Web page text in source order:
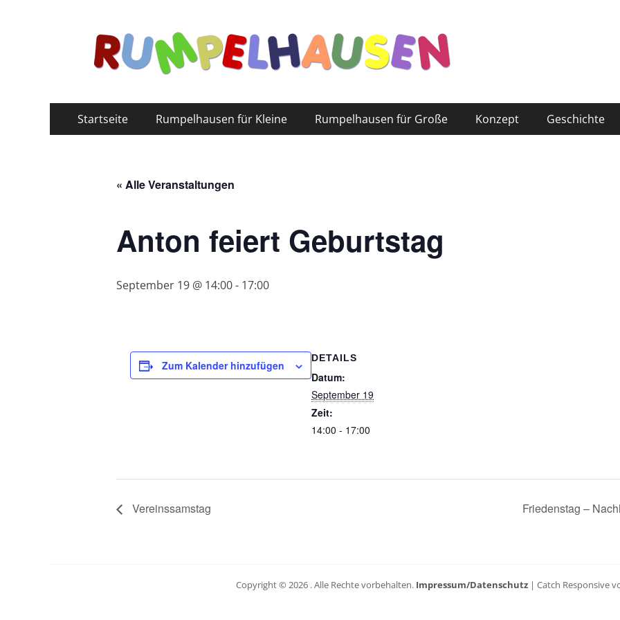
Primäres
Menü
Inhalt
Startseite Rumpelhausen für Kleine Rumpelhausen für Große Konzept Geschichte
« Alle Veranstaltungen
Anton feiert Geburtstag
September 19 @ 14:00- 17:00
Zum Kalender hinzufügen
DETAILS
Datum:
September 19
Zeit:
14:00 - 17:00
Vereinssamstag Friedenstag –
Copyright © 2026 . Alle Rechte vorbehalten. Impressum/Datenschutz | Catch Responsive